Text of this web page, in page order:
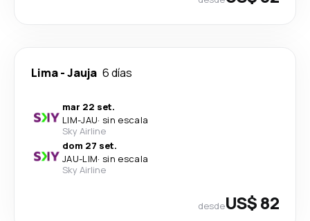
Lima-Jauja 6 días
mar 22 set.
LIM-JAU· sin escala
Sky Airline
dom 27 set.
JAU-LIM· sin escala
Sky Airline
desdeUS$ 82